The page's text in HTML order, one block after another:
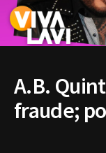
A.B.
fraude;